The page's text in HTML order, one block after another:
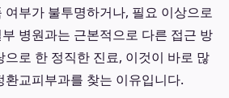
여부가 불투명하거나, 필요 이상으로
병원과는 근본적으로 다른 접근 방
로 한 정직한 진료, 이것이 바로 많
환교피부과를 찾는 이유입니다.